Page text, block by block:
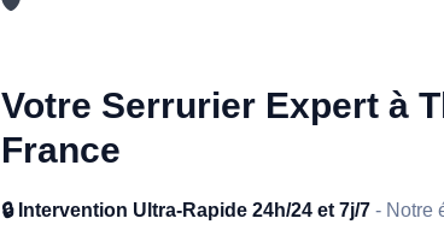
Votre Serrurier Expert à
France
🔒 Intervention Ultra-Rapide 24h/24 et 7j/7 - Notre